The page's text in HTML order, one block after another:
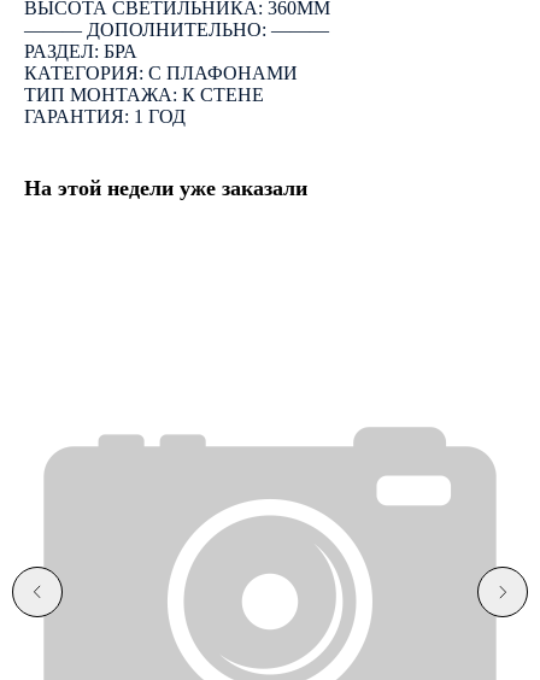
ВЫСОТА СВЕТИЛЬНИКА: 360ММ
――― ДОПОЛНИТЕЛЬНО: ―――
РАЗДЕЛ: БРА
КАТЕГОРИЯ: С ПЛАФОНАМИ
ТИП МОНТАЖА: К СТЕНЕ
ГАРАНТИЯ: 1 ГОД
На этой недели уже заказали